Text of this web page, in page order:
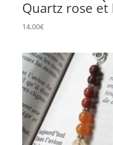
Quartz rose et
14,00€